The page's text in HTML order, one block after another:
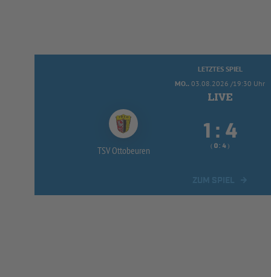
LETZTES SPIEL
MO.. 03.08.2026 /19:30 Uhr
TSV Ottobeuren
 : 
( :  )